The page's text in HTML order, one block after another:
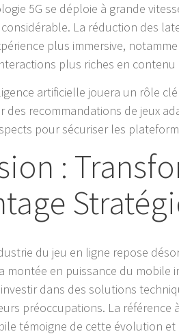
5G se déploie à grande
La réduction des
plus immersive,
plus riches en contenu
artificielle jouera un rôle
des recommandations de jeux
pour sécuriser les
:
du jeu en ligne repose
montée en puissance du
dans des solutions
préoccupations. La référence
témoigne de cette évolution